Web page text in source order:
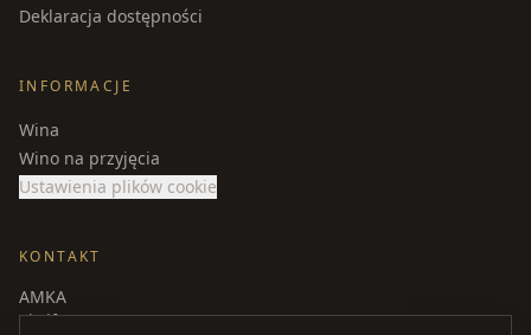
Deklaracja dostępności
INFORMACJE
Wina
Wino na przyjęcia
Ustawienia plików cookie
KONTAKT
AMKA
Skeifan 15